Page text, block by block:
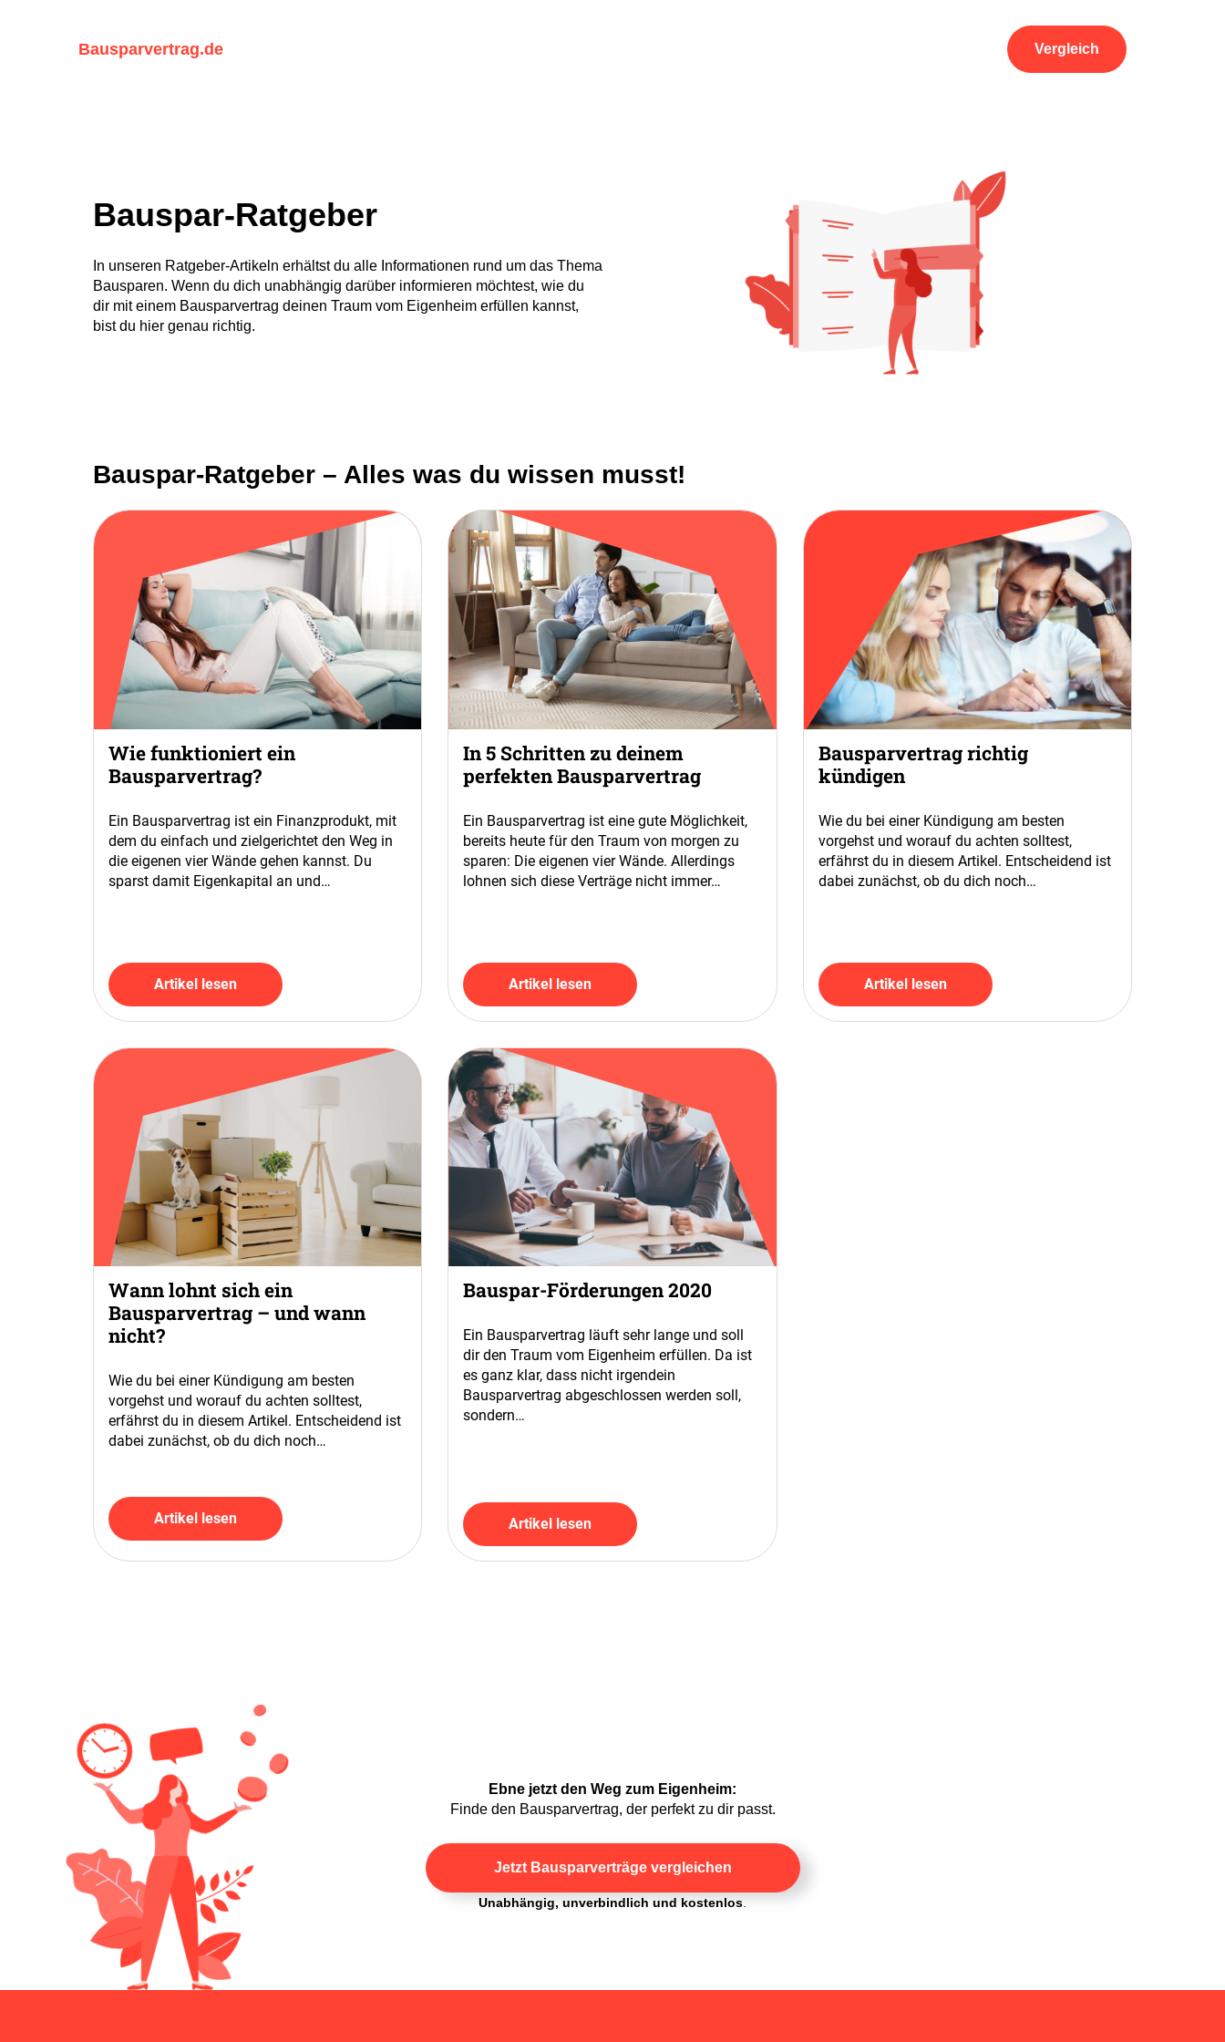
Bausparvertrag.de Vergleich
Bauspar-Ratgeber
In unseren Ratgeber-Artikeln erhältst du alle Informationen rund um das Thema
Bausparen. Wenn du dich unabhängig darüber informieren möchtest, wie du
dir mit einem Bausparvertrag deinen Traum vom Eigenheim erfüllen kannst,
bist du hier genau richtig.
Bauspar-Ratgeber – Alles was du wissen musst!
Wie funktioniert ein
Bausparvertrag?
Ein Bausparvertrag ist ein Finanzprodukt, mit
dem du einfach und zielgerichtet den Weg in
die eigenen vier Wände gehen kannst. Du
sparst damit Eigenkapital an und…
Artikel lesen
In 5 Schritten zu deinem
perfekten Bausparvertrag
Ein Bausparvertrag ist eine gute Möglichkeit,
bereits heute für den Traum von morgen zu
sparen: Die eigenen vier Wände. Allerdings
lohnen sich diese Verträge nicht immer…
Artikel lesen
Bausparvertrag richtig
kündigen
Wie du bei einer Kündigung am besten
vorgehst und worauf du achten solltest,
erfährst du in diesem Artikel. Entscheidend ist
dabei zunächst, ob du dich noch…
Artikel lesen
Wann lohnt sich ein
Bausparvertrag – und wann
nicht?
Wie du bei einer Kündigung am besten
vorgehst und worauf du achten solltest,
erfährst du in diesem Artikel. Entscheidend ist
dabei zunächst, ob du dich noch…
Artikel lesen
Bauspar-Förderungen 2020
Ein Bausparvertrag läuft sehr lange und soll
dir den Traum vom Eigenheim erfüllen. Da ist
es ganz klar, dass nicht irgendein
Bausparvertrag abgeschlossen werden soll,
sondern…
Artikel lesen
Ebne jetzt den Weg zum Eigenheim:
Finde den Bausparvertrag, der perfekt zu dir passt.
Jetzt Bausparverträge vergleichen
Unabhängig, unverbindlich und kostenlos